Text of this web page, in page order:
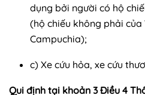
dụng bởi người có hộ
(hộ chiếu không phải
Campuchia);
c) Xe cứu hỏa, xe cứu
Qui định tại khoản 3 Điều 4